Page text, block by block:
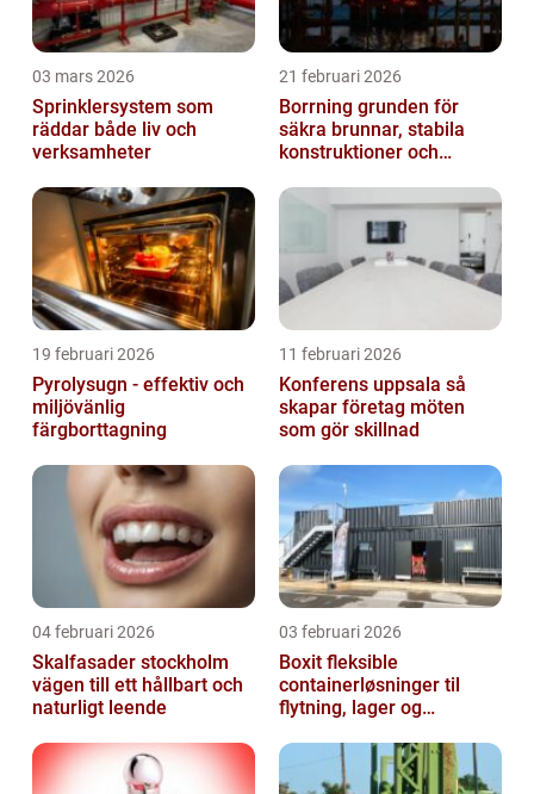
03 mars 2026
Sprinklersystem som
räddar både liv och
verksamheter
21 februari 2026
Borrning grunden för
säkra brunnar, stabila
konstruktioner och
19 februari 2026
Pyrolysugn - effektiv och
miljövänlig
färgborttagning
11 februari 2026
Konferens uppsala så
skapar företag möten
som gör skillnad
04 februari 2026
Skalfasader stockholm
vägen till ett hållbart och
naturligt leende
03 februari 2026
Boxit fleksible
containerløsninger til
flytning, lager og